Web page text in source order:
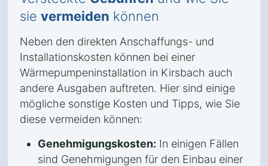
sie vermeiden können
Neben den direkten Anschaffungs- und
Installationskosten können bei einer
Wärmepumpeninstallation in Kirsbach auch
andere Ausgaben auftreten. Hier sind einige
mögliche sonstige Kosten und Tipps, wie Sie
diese vermeiden können:
Genehmigungskosten: In einigen Fällen
sind Genehmigungen für den Einbau einer